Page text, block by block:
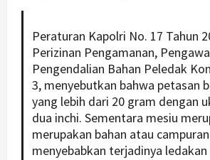
Peraturan Kapolri No. 17 Tahun
Perizinan Pengamanan,
Pengendalian Bahan Peledak
3, menyebutkan bahwa petasan
yang lebih dari 20 gram dengan
dua inchi. Sementara mesiu
merupakan bahan atau
menyebabkan terjadinya ledakan